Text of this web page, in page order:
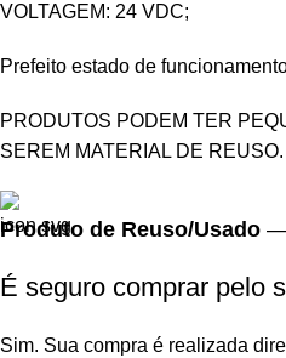
VOLTAGEM: 24 VDC;
Prefeito estado de
PRODUTOS PODEM TER
SEREM MATERIAL DE REUSO.
Produto de Reuso/Usado —
É seguro comprar pelo
Sim. Sua compra é realizada